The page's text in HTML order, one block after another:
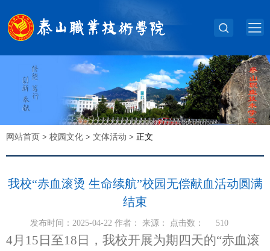
网站首页 > 校园文化 > 文体活动 > 正文
我校“赤血滚烫 生命续航”校园无偿献血活动圆满
结束
发布时间：2025-04-22 作者： 来源： 点击数： 510
4月15日至18日，我校开展为期四天的“赤血滚